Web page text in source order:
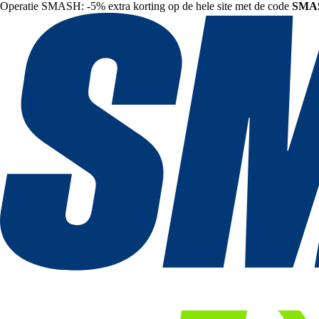
Operatie SMASH: -5% extra korting op de hele site met de code